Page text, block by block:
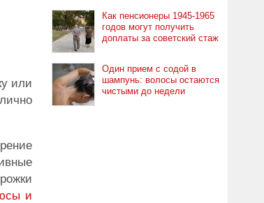
или
и
Как пенсионеры 1945-1965
годов могут получить
доплаты за советский стаж
Один прием с содой в
шампунь: волосы остаются
чистыми до недели